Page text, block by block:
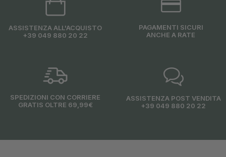
ASSISTENZA ALL'ACQUISTO
+39 049 880 20 22
PAGAMENTI SICURI
ANCHE A RATE
SPEDIZIONI CON CORRIERE
GRATIS OLTRE 69,99€
ASSISTENZA POST VENDITA
+39 049 880 20 22